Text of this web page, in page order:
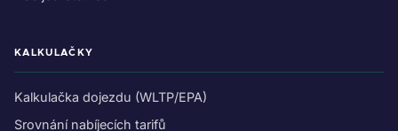
KALKULAČKY
Kalkulačka dojezdu (WLTP/EPA)
Srovnání nabíjecích tarifů